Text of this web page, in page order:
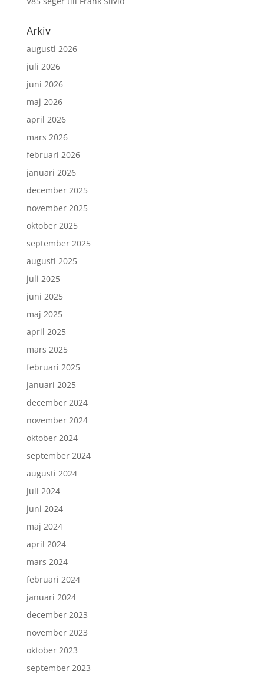
Arkiv
augusti 2026
juli 2026
juni 2026
maj 2026
april 2026
mars 2026
februari 2026
januari 2026
december 2025
november 2025
oktober 2025
september 2025
augusti 2025
juli 2025
juni 2025
maj 2025
april 2025
mars 2025
februari 2025
januari 2025
december 2024
november 2024
oktober 2024
september 2024
augusti 2024
juli 2024
juni 2024
maj 2024
april 2024
mars 2024
februari 2024
januari 2024
december 2023
november 2023
oktober 2023
september 2023